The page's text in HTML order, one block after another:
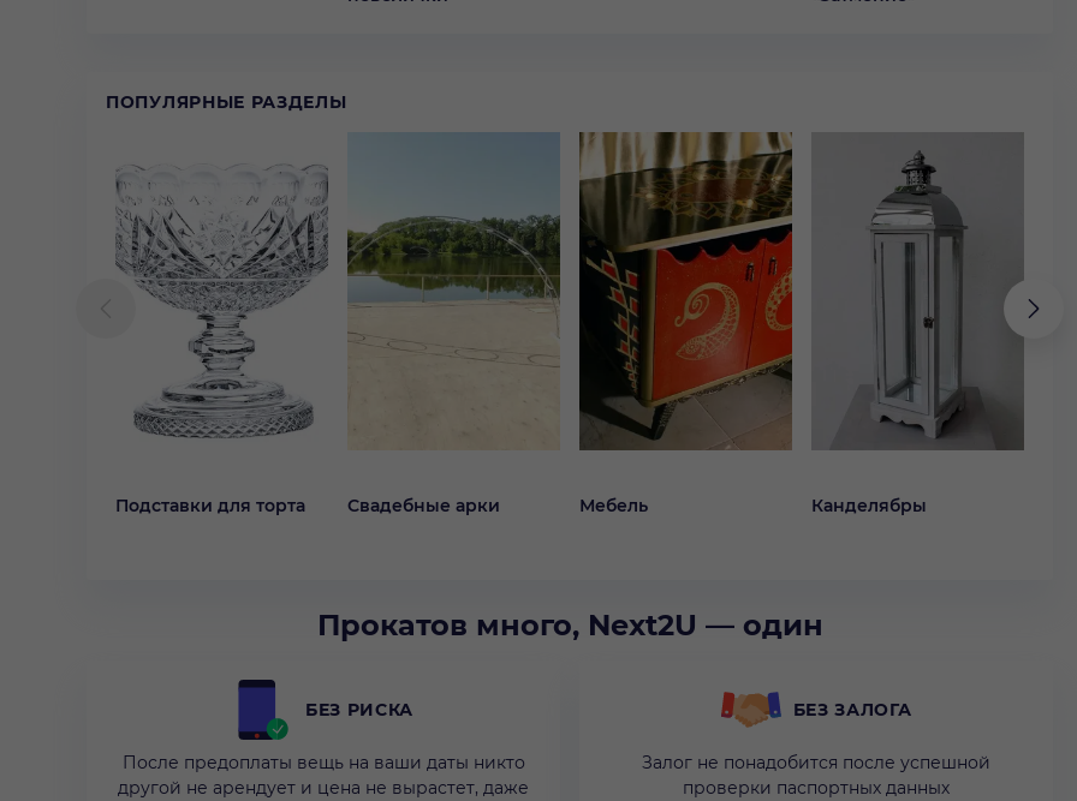
ПОПУЛЯРНЫЕ РАЗДЕЛЫ
Подставки для торта Свадебные арки Мебель Канделябры
Прокатов много, Next2U — один
БЕЗ РИСКА
После предоплаты вещь на ваши даты никто
другой не арендует и цена не вырастет, даже
БЕЗ ЗАЛОГА
Залог не понадобится после успешной
проверки паспортных данных